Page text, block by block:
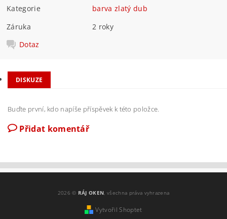
Kategorie
barva zlatý dub
Záruka
2 roky
Dotaz
DISKUZE
Buďte první, kdo napíše příspěvek k této položce.
Přidat komentář
2026 © RÁJ OKEN , všechna práva vyhrazena
Vytvořil Shoptet